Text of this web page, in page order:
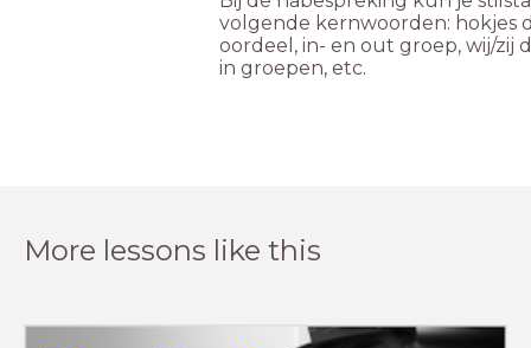
volgende kernwoorden: hokjes
oordeel, in- en out groep, wij/zij
in groepen, etc.
More lessons like this